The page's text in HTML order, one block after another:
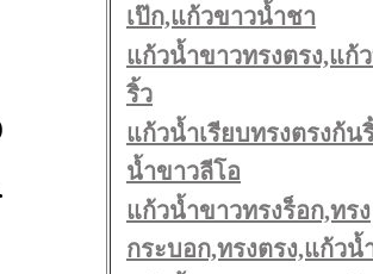
เป๊ก,แก้วขาวน้ำชา
แก้วน้ำขาวทรงตรง,แก้
ริ้ว
แก้วน้ำเรียบทรงตรงก้น
น้ำขาวลีโอ
แก้วน้ำขาวทรงร็อก,ทรง
กระบอก,ทรงตรง,แก้วน้